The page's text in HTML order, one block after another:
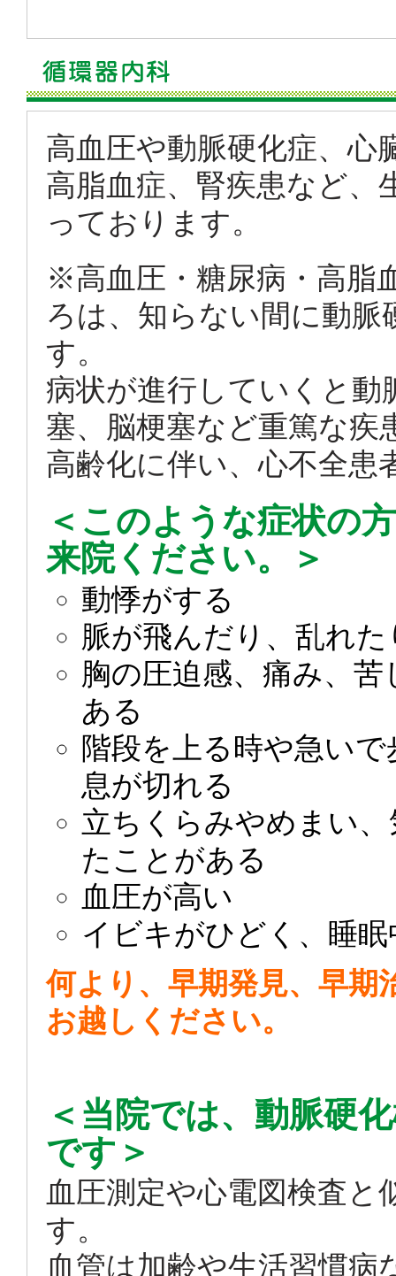
高血圧や動脈硬化症、心
高脂血症、腎疾患など、
っております。
※高血圧・糖尿病・高脂
ろは、知らない間に動
す。
病状が進行していくと動
塞、脳梗塞など重篤な
高齢化に伴い、心不全患
＜このような症状の
来院ください。＞
動悸がする
脈が飛んだり、乱れ
胸の圧迫感、痛み、
ある
階段を上る時や急い
息が切れる
立ちくらみやめまい
たことがある
血圧が高い
イビキがひどく、睡
何より、早期発見、早期
お越しください。
＜当院では、動脈硬
です＞
血圧測定や心電図検査
す。
血管は加齢や生活習慣